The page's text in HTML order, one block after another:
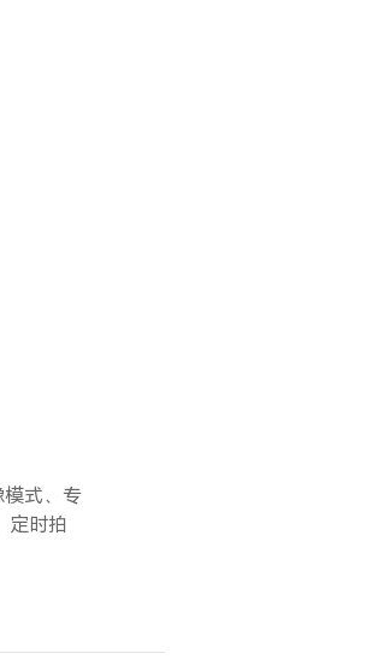
式、专
定时拍